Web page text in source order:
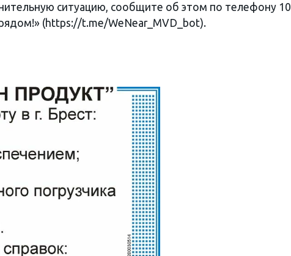
ситуацию, сообщите об этом по телефону
(https://t.me/WeNear_MVD_bot).